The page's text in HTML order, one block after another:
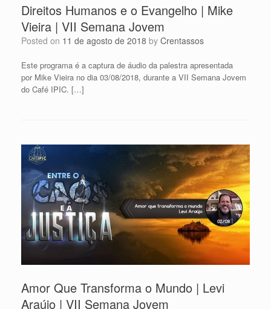
Direitos Humanos e o Evangelho | Mike
Vieira | VII Semana Jovem
Posted on 11 de agosto de 2018 by Crentassos
Este programa é a captura de áudio da palestra apresentada
por Mike Vieira no dia 03/08/2018, durante a VII Semana Jovem
do Café IPIC. […]
Amor Que Transforma o Mundo | Levi
Araújo | VII Semana Jovem